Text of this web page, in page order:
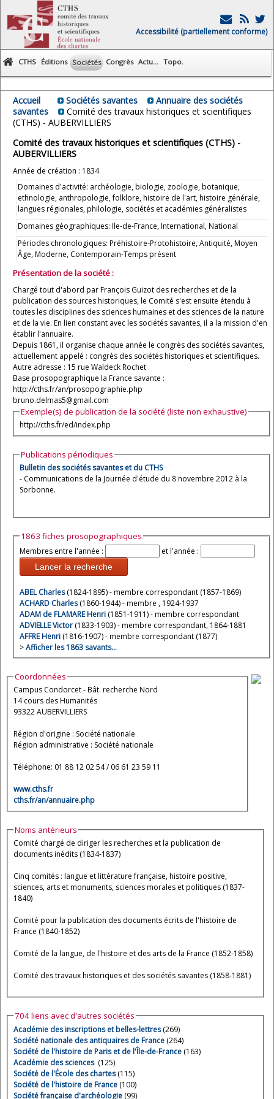
Accessibilité (partiellement conforme)
CTHS Éditions Sociétés Congrès Actu... Topo.
Accueil Sociétés savantes
Annuaire des sociétés
savantes
Comité des travaux historiques et scientifiques
(CTHS) - AUBERVILLIERS
Comité des travaux historiques et scientifiques (CTHS) -
AUBERVILLIERS
Année de création : 1834
Domaines d'activité: archéologie, biologie, zoologie, botanique,
ethnologie, anthropologie, folklore, histoire de l'art, histoire générale,
langues régionales, philologie, sociétés et académies généralistes
Domaines géographiques: Ile-de-France, International, National
Périodes chronologiques: Préhistoire-Protohistoire, Antiquité, Moyen
Âge, Moderne, Contemporain-Temps présent
Présentation de la société :
Chargé tout d'abord par François Guizot des recherches et de la
publication des sources historiques, le Comité s'est ensuite étendu à
toutes les disciplines des sciences humaines et des sciences de la nature
et de la vie. En lien constant avec les sociétés savantes, il a la mission d'en
établir l'annuaire.
Depuis 1861, il organise chaque année le congrès des sociétés savantes,
actuellement appelé : congrès des sociétés historiques et scientifiques.
Autre adresse : 15 rue Waldeck Rochet
Base prosopographique la France savante :
http://cths.fr/an/prosopographie.php
bruno.delmas5@gmail.com
Exemple(s) de publication de la société (liste non exhaustive)
http://cths.fr/ed/index.php
Publications périodiques
Bulletin des sociétés savantes et du CTHS
- Communications de la Journée d'étude du 8 novembre 2012 à la
Sorbonne.
1863 fiches prosopographiques
Membres entre l'année : et l'année :
Lancer la recherche
ABEL Charles(1824-1895) - membre correspondant (1857-1869)
ACHARD Charles(1860-1944) - membre , 1924-1937
ADAM de FLAMARE Henri (1851-1911) - membre correspondant
ADVIELLE Victor (1833-1903) - membre correspondant, 1864-1881
AFFRE Henri (1816-1907) - membre correspondant (1877)
>Afficher les 1863 savants…
Coordonnées
Campus Condorcet - Bât. recherche Nord
14 cours des Humanités
93322 AUBERVILLIERS
Région d'origine : Société nationale
Région administrative : Société nationale
Téléphone: 01 88 12 02 54 / 06 61 23 59 11
www.cths.fr
cths.fr/an/annuaire.php
Noms antérieurs
Comité chargé de diriger les recherches et la publication de
documents inédits (1834-1837)
Cinq comités : langue et littérature française, histoire positive,
sciences, arts et monuments, sciences morales et politiques (1837-
1840)
Comité pour la publication des documents écrits de l'histoire de
France (1840-1852)
Comité de la langue, de l'histoire et des arts de la France (1852-1858)
Comité des travaux historiques et des sociétés savantes (1858-1881)
704 liens avec d'autres sociétés
Académie des inscriptions et belles-lettres(269)
Société nationale des antiquaires de France (264)
Société de l'histoire de Paris et de l'Île-de-France (163)
Académie des sciences (125)
Société de l'École des chartes(115)
Société de l'histoire de France (100)
Société française d'archéologie (99)